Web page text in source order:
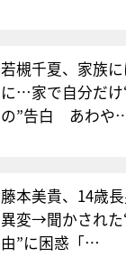
若槻千夏、家族
に…家で自分だけ
の”告白 あわや
藤本美貴、14歳
異変→聞かされた
由”に困惑「…